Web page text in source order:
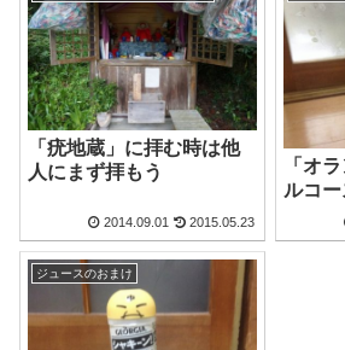
「疣地蔵」に拝む時は他
人にまず拝もう
2014.09.01 2015.05.23
「オ
ルコー
ジュースのおまけ